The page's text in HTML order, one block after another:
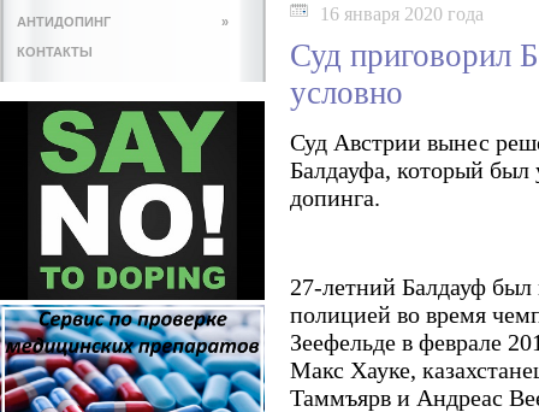
АНТИДОПИНГ »
КОНТАКТЫ
16 января 2020 года
Суд приговорил
условно
Суд Австрии вынес
Балдауфа, который был
допинга.
27-летний Балдауф был
полицией во время
Зеефельде в феврале
Макс Хауке,
Таммъярв и Андреас